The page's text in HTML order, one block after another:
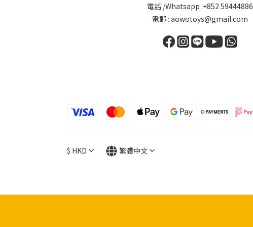
電話 /Whatsapp :+852 59444886
電郵 : aowotoys@gmail.com
$ HKD 繁體中文